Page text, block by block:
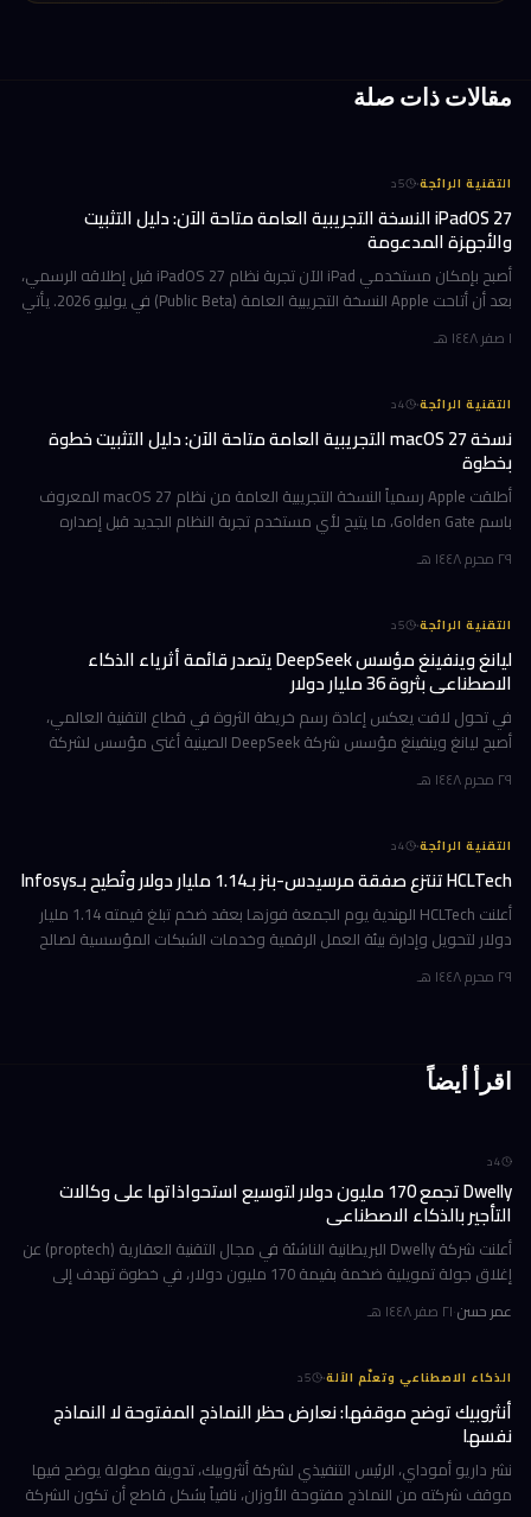
مقالات ذات صلة
التقنية الرائجة·
5د
iPadOS 27 النسخة التجريبية العامة متاحة الآن: دليل التثبيت
والأجهزة المدعومة
أصبح بإمكان مستخدمي iPad الآن تجربة نظام iPadOS 27 قبل إطلاقه الرسمي،
بعد أن أتاحت Apple النسخة التجريبية العامة (Public Beta) في يوليو 2026. يأتي
١ صفر ١٤٤٨ هـ
التقنية الرائجة·
4د
نسخة macOS 27 التجريبية العامة متاحة الآن: دليل التثبيت خطوة
بخطوة
أطلقت Apple رسمياً النسخة التجريبية العامة من نظام macOS 27 المعروف
باسم Golden Gate، ما يتيح لأي مستخدم تجربة النظام الجديد قبل إصداره
٢٩ محرم ١٤٤٨ هـ
التقنية الرائجة·
5د
ليانغ وينفينغ مؤسس DeepSeek يتصدر قائمة أثرياء الذكاء
الاصطناعي بثروة 36 مليار دولار
في تحول لافت يعكس إعادة رسم خريطة الثروة في قطاع التقنية العالمي،
أصبح ليانغ وينفينغ مؤسس شركة DeepSeek الصينية أغنى مؤسس لشركة
٢٩ محرم ١٤٤٨ هـ
التقنية الرائجة·
4د
HCLTech تنتزع صفقة مرسيدس-بنز بـ1.14 مليار دولار وتُطيح بـInfosys
أعلنت HCLTech الهندية يوم الجمعة فوزها بعقد ضخم تبلغ قيمته 1.14 مليار
دولار لتحويل وإدارة بيئة العمل الرقمية وخدمات الشبكات المؤسسية لصالح
٢٩ محرم ١٤٤٨ هـ
اقرأ أيضاً
4د
Dwelly تجمع 170 مليون دولار لتوسيع استحواذاتها على وكالات
التأجير بالذكاء الاصطناعي
أعلنت شركة Dwelly البريطانية الناشئة في مجال التقنية العقارية (proptech) عن
إغلاق جولة تمويلية ضخمة بقيمة 170 مليون دولار، في خطوة تهدف إلى
عمر حسن·٢١ صفر ١٤٤٨ هـ
الذكاء الاصطناعي وتعلّم الآلة·
5د
أنثروبيك توضح موقفها: نعارض حظر النماذج المفتوحة لا النماذج
نفسها
نشر داريو أموداي، الرئيس التنفيذي لشركة أنثروبيك، تدوينة مطولة يوضح فيها
موقف شركته من النماذج مفتوحة الأوزان، نافياً بشكل قاطع أن تكون الشركة